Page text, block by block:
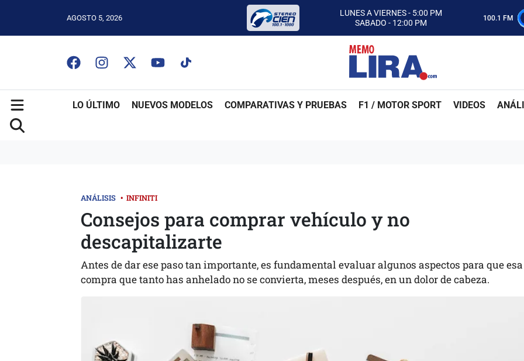
AGOSTO 5, 2026
LUNES A VIERNES - 5:00 PM
SABADO - 12:00 PM
ESCUCHA AUTOS AL CIEN
CON MEMO LIRA Y SU EQUIPO
LUNES A VIERNES - 5:00 PM
SABADO - 12:00 PM
100.1 FM
LO ÚLTIMO NUEVOS MODELOS COMPARATIVAS Y PRUEBAS F1 / MOTOR SPORT VIDEOS
ANÁLISIS • INFINITI
Consejos para comprar vehículo y no
descapitalizarte
Antes de dar ese paso tan importante, es fundamental evaluar algunos aspectos para que esa
compra que tanto has anhelado no se convierta, meses después, en un dolor de cabeza.